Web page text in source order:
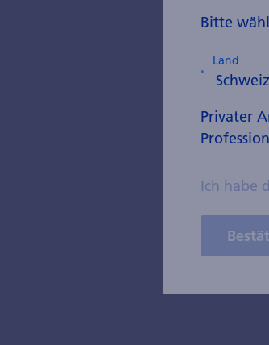
Bitte
Land
Privater
Ich habe